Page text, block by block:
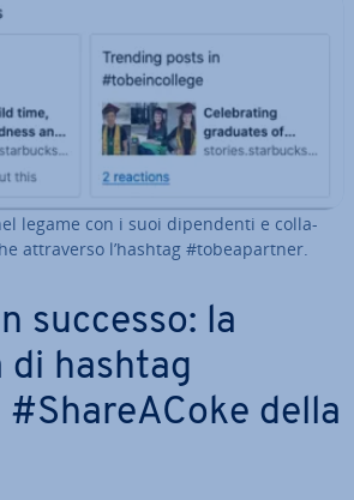
legame con i suoi di­pen­den­ti e col­la­
at­tra­ver­so l’hashtag #to­bea­part­ner.
successo: la
di hashtag
della